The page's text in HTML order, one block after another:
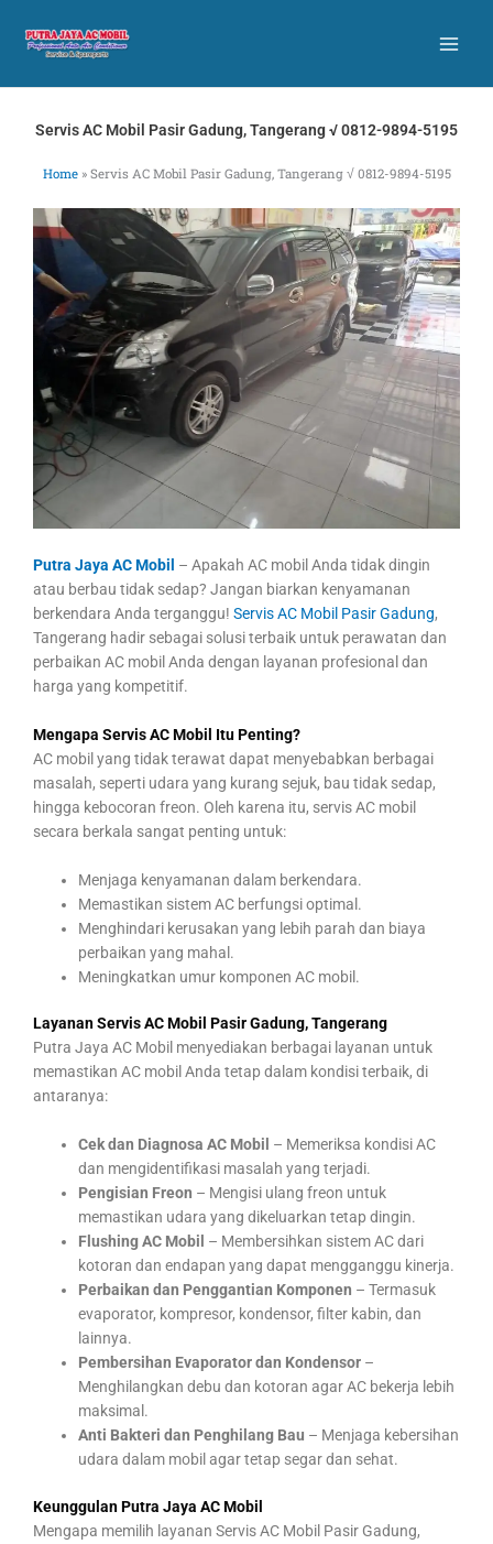
content
Servis AC Mobil Pasir Gadung, Tangerang √ 0812-9894-5195
Home» Servis AC Mobil Pasir Gadung, Tangerang √ 0812-9894-5195
Putra Jaya AC Mobil – Apakah AC mobil Anda tidak dingin
atau berbau tidak sedap? Jangan biarkan kenyamanan
berkendara Anda terganggu! Servis AC Mobil Pasir Gadung,
Tangerang hadir sebagai solusi terbaik untuk perawatan dan
perbaikan AC mobil Anda dengan layanan profesional dan
harga yang kompetitif.
Mengapa Servis AC Mobil Itu Penting?
AC mobil yang tidak terawat dapat menyebabkan berbagai
masalah, seperti udara yang kurang sejuk, bau tidak sedap,
hingga kebocoran freon. Oleh karena itu, servis AC mobil
secara berkala sangat penting untuk:
Menjaga kenyamanan dalam berkendara.
Memastikan sistem AC berfungsi optimal.
Menghindari kerusakan yang lebih parah dan biaya
perbaikan yang mahal.
Meningkatkan umur komponen AC mobil.
Layanan Servis AC Mobil Pasir Gadung, Tangerang
Putra Jaya AC Mobil menyediakan berbagai layanan untuk
memastikan AC mobil Anda tetap dalam kondisi terbaik, di
antaranya:
Cek dan Diagnosa AC Mobil – Memeriksa kondisi AC
dan mengidentifikasi masalah yang terjadi.
Pengisian Freon – Mengisi ulang freon untuk
memastikan udara yang dikeluarkan tetap dingin.
Flushing AC Mobil – Membersihkan sistem AC dari
kotoran dan endapan yang dapat mengganggu kinerja.
Perbaikan dan Penggantian Komponen – Termasuk
evaporator, kompresor, kondensor, filter kabin, dan
lainnya.
Pembersihan Evaporator dan Kondensor –
Menghilangkan debu dan kotoran agar AC bekerja lebih
maksimal.
Anti Bakteri dan Penghilang Bau – Menjaga kebersihan
udara dalam mobil agar tetap segar dan sehat.
Keunggulan Putra Jaya AC Mobil
Mengapa memilih layanan Servis AC Mobil Pasir Gadung,